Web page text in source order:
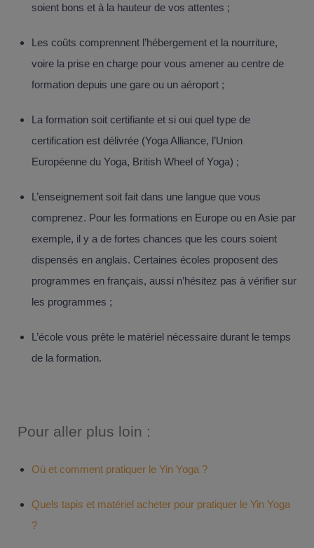
soient bons et à la hauteur de vos attentes ;
Les coûts comprennent l’hébergement et la nourriture,
voire la prise en charge pour vous amener au centre de
formation depuis une gare ou un aéroport ;
La formation soit certifiante et si oui quel type de
certification est délivrée (Yoga Alliance, l’Union
Européenne du Yoga, British Wheel of Yoga) ;
L’enseignement soit fait dans une langue que vous
comprenez. Pour les formations en Europe ou en Asie par
exemple, il y a de fortes chances que les cours soient
dispensés en anglais. Certaines écoles proposent des
programmes en français, aussi n’hésitez pas à vérifier sur
les programmes ;
L’école vous prête le matériel nécessaire durant le temps
de la formation.
Pour aller plus loin :
Où et comment pratiquer le Yin Yoga ?
Quels tapis et matériel acheter pour pratiquer le Yin Yoga
?